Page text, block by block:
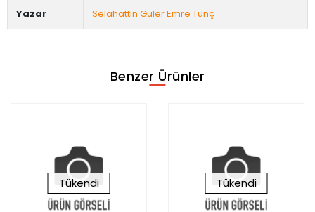
Yazar Selahattin Güler Emre Tunç
Benzer Ürünler
Tükendi Tükendi